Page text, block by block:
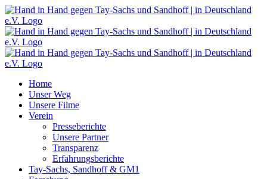
Zum
Inhalt
springen
Home
Unser Weg
Unsere Filme
Verein
Presseberichte
Unsere Partner
Transparenz
Erfahrungsberichte
Tay-Sachs, Sandhoff & GM1